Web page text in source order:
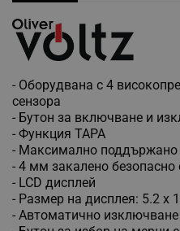
- Оборудвана с 4
сензора
- Бутон за включване и
- Функция ТАРА
- Максимално поддържано
- 4 мм закалено безопасно
- LCD дисплей
- Размер на дисплея: 5.2 х
- Автоматично изключване